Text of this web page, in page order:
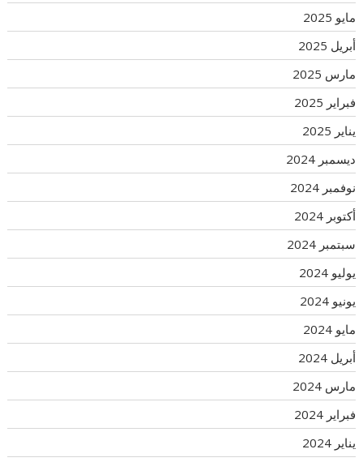
مايو 2025
أبريل 2025
مارس 2025
فبراير 2025
يناير 2025
ديسمبر 2024
نوفمبر 2024
أكتوبر 2024
سبتمبر 2024
يوليو 2024
يونيو 2024
مايو 2024
أبريل 2024
مارس 2024
فبراير 2024
يناير 2024